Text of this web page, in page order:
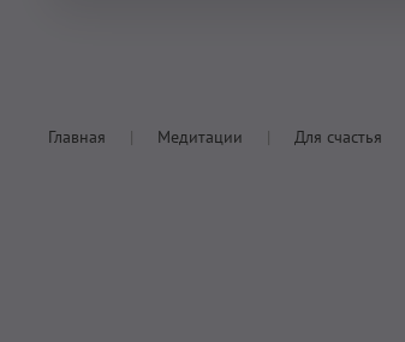
Главная Медитации Для счастья